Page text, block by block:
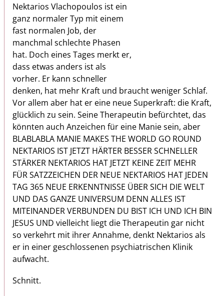
Nektarios Vlachopoulos ist ein
ganz normaler Typ mit einem
fast normalen Job, der
manchmal schlechte Phasen
hat. Doch eines Tages merkt er,
dass etwas anders ist als
vorher. Er kann schneller
denken, hat mehr Kraft und braucht weniger Schlaf.
Vor allem aber hat er eine neue Superkraft: die Kraft,
glücklich zu sein. Seine Therapeutin befürchtet, das
könnten auch Anzeichen für eine Manie sein, aber
BLABLABLA MANIE MAKES THE WORLD GO ROUND
NEKTARIOS IST JETZT HÄRTER BESSER SCHNELLER
STÄRKER NEKTARIOS HAT JETZT KEINE ZEIT MEHR
FÜR SATZZEICHEN DER NEUE NEKTARIOS HAT JEDEN
TAG 365 NEUE ERKENNTNISSE ÜBER SICH DIE WELT
UND DAS GANZE UNIVERSUM DENN ALLES IST
MITEINANDER VERBUNDEN DU BIST ICH UND ICH BIN
JESUS UND vielleicht liegt die Therapeutin gar nicht
so verkehrt mit ihrer Annahme, denkt Nektarios als
er in einer geschlossenen psychiatrischen Klinik
aufwacht.
Schnitt.